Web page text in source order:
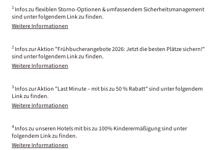
1 Infos zu flexiblen Storno-Optionen & umfassendem Sicherheitsmanagement
sind unter folgendem Link zu finden.
Weitere Informationen
2 Infos zur Aktion "Frühbucherangebote 2026: Jetzt die besten Plätze sichern!"
sind unter folgendem Link zu finden.
Weitere Informationen
3 Infos zur Aktion "Last Minute – mit bis zu 50 % Rabatt" sind unter folgendem
Link zu finden.
Weitere Informationen
4 Infos zu unseren Hotels mit bis zu 100% Kinderermäßigung sind unter
folgendem Link zu finden.
Weitere Informationen